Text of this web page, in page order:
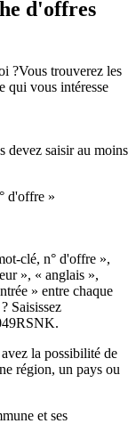
d'offres
?Vous trouverez les
qui vous intéresse
devez saisir au moins
d'offre »
clé, n° d'offre »,
», « anglais »,
» entre chaque
Saisissez
la possibilité de
région, un pays ou
et ses